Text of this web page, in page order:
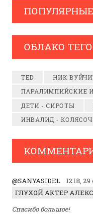
ОБЛАКО
TED
НИК
ПАРАЛИМПИЙСКИЕ
ДЕТИ - СИРОТЫ
ИНВАЛИД -
@SANYASIDEL
12:18,
Спасибо большое!